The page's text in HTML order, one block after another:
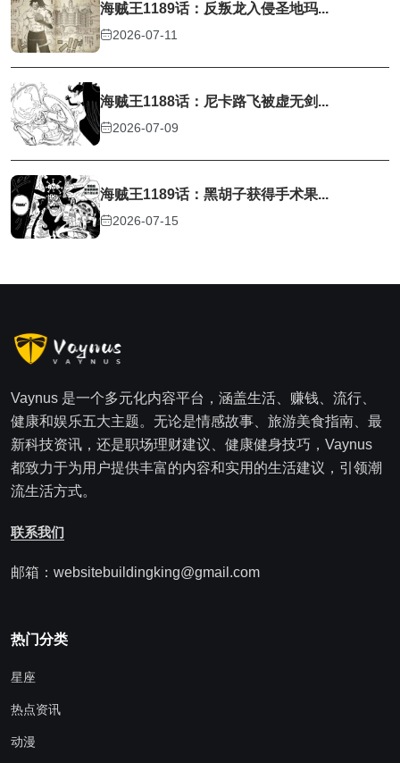
海贼王1189话：反叛龙入侵圣地玛...
2026-07-11
海贼王1188话：尼卡路飞被虚无剑...
2026-07-09
海贼王1189话：黑胡子获得手术果...
2026-07-15
Vaynus 是一个多元化内容平台，涵盖生活、赚钱、流行、
健康和娱乐五大主题。无论是情感故事、旅游美食指南、最
新科技资讯，还是职场理财建议、健康健身技巧，Vaynus
都致力于为用户提供丰富的内容和实用的生活建议，引领潮
流生活方式。
联系我们
邮箱：websitebuildingking@gmail.com
热门分类
星座
热点资讯
动漫